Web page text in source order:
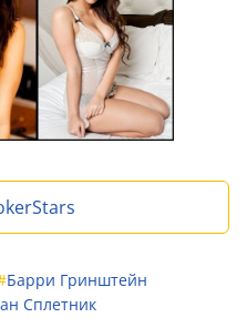
Барри Гринштейн
Сплетник